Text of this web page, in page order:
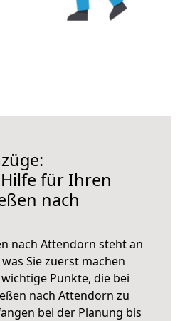
für Ihren
nach
nach Attendorn steht an
Sie zuerst machen
Punkte, die bei
nach Attendorn zu
bei der Planung bis